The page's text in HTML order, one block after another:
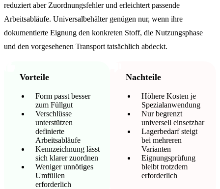
reduziert aber Zuordnungsfehler und erleichtert passende
Arbeitsabläufe. Universalbehälter genügen nur, wenn ihre
dokumentierte Eignung den konkreten Stoff, die Nutzungsphase
und den vorgesehenen Transport tatsächlich abdeckt.
Vorteile
Form passt besser
zum Füllgut
Verschlüsse
unterstützen
definierte
Arbeitsabläufe
Kennzeichnung lässt
sich klarer zuordnen
Weniger unnötiges
Umfüllen
erforderlich
Nachteile
Höhere Kosten je
Spezialanwendung
Nur begrenzt
universell einsetzbar
Lagerbedarf steigt
bei mehreren
Varianten
Eignungsprüfung
bleibt trotzdem
erforderlich